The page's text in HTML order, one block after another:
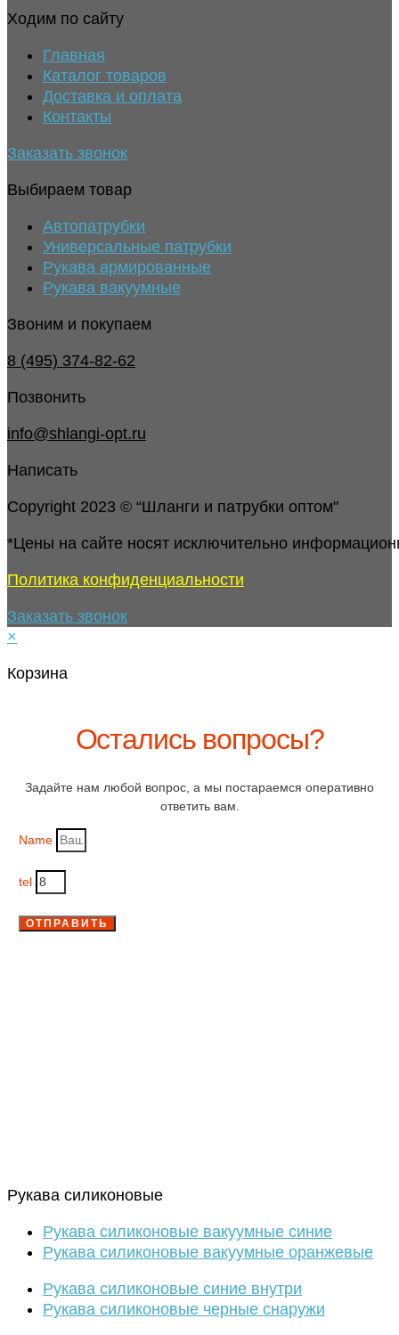
Ходим по сайту
Главная
Каталог товаров
Доставка и оплата
Контакты
Заказать звонок
Выбираем товар
Автопатрубки
Универсальные патрубки
Рукава армированные
Рукава вакуумные
Звоним и покупаем
8 (495) 374-82-62
Позвонить
info@shlangi-opt.ru
Написать
Copyright 2023 © “Шланги и патрубки оптом"
*Цены на сайте носят исключительно
Политика конфиденциальности
Заказать звонок
×
Корзина
Остались вопросы?
Задайте нам любой вопрос, а мы постараемся оперативно
ответить вам.
Name
tel
ОТПРАВИТЬ
Рукава силиконовые
Рукава силиконовые вакуумные синие
Рукава силиконовые вакуумные оранжевые
Рукава силиконовые синие внутри
Рукава силиконовые черные снаружи